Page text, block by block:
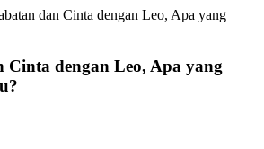
dan Cinta dengan Leo, Apa yang
Cinta dengan Leo, Apa yang